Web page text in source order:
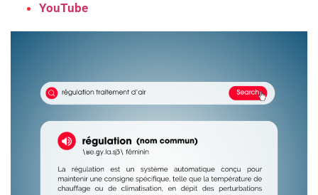
YouTube